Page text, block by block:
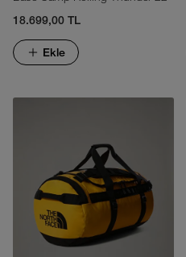
18.699,00 TL
Ekle